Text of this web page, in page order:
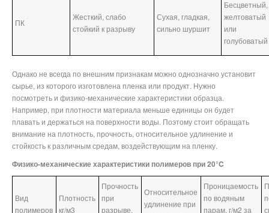
ПК
Жесткий, слабо
стойкий к разрыву
Сухая, гладкая,
сильно шуршит
Бесцветный,
желтоватый
или
голубоватый
Однако не всегда по внешним признакам можно однозначно установит
сырье, из которого изготовлена пленка или продукт. Нужно
посмотреть и физико-механические характеристики образца.
Например, при плотности материала меньше единицы он будет
плавать и держаться на поверхности воды. Поэтому стоит обращать
внимание на плотность, прочность, относительное удлинение и
стойкость к различным средам, воздействующим на пленку.
Физико-механические характеристики полимеров при 20°C
Вид
полимеров
Плотность
кг/м3
Прочность
при
разрыве,
Относительное
удлинение при
Проницаемость
по водяным
парам, г/м2 за